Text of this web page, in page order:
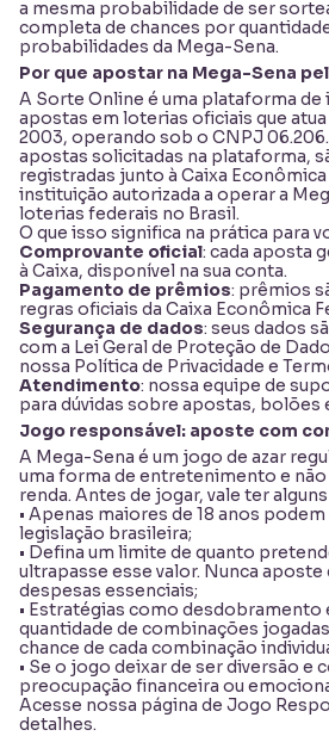
a mesma probabilidade de ser
completa de chances por
probabilidades da Mega-Sena.
Por que apostar na Mega-Sena
A Sorte Online é uma plataforma
apostas em loterias oficiais que
2003, operando sob o CNPJ
apostas solicitadas na plataforma,
registradas junto à Caixa Econômica
instituição autorizada a operar a
loterias federais no Brasil.
O que isso significa na prática para
Comprovante oficial: cada aposta
à Caixa, disponível na sua conta.
Pagamento de prêmios: prêmios
regras oficiais da Caixa Econômica
Segurança de dados: seus dados
com a Lei Geral de Proteção de
nossa Política de Privacidade e
Atendimento: nossa equipe de
para dúvidas sobre apostas, bolões
Jogo responsável: aposte com
A Mega-Sena é um jogo de azar
uma forma de entretenimento e
renda. Antes de jogar, vale ter
• Apenas maiores de 18 anos
legislação brasileira;
• Defina um limite de quanto
ultrapasse esse valor. Nunca
despesas essenciais;
• Estratégias como desdobramento
quantidade de combinações
chance de cada combinação
• Se o jogo deixar de ser diversão e
preocupação financeira ou
Acesse nossa página de Jogo
detalhes.